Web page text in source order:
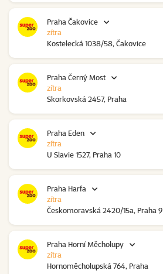
Praha Čakovice
Kostelecká 1038/58, Čakovice
zítra
Praha Černý Most
Skorkovská 2457, Praha
zítra
Praha Eden
U Slavie 1527, Praha 10
zítra
Praha Harfa
Českomoravská 2420/15a, Praha 9
zítra
Praha Horní Měcholupy
Hornoměcholupská 764, Praha
zítra